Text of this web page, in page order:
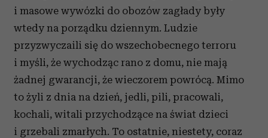
i masowe wywózki do obozów zagłady były
wtedy na porządku dziennym. Ludzie
przyzwyczaili się do wszechobecnego terroru
i myśli, że wychodząc rano z domu, nie mają
żadnej gwarancji, że wieczorem powrócą. Mimo
to żyli z dnia na dzień, jedli, pili, pracowali,
kochali, witali przychodzące na świat dzieci
i grzebali zmarłych. To ostatnie, niestety, coraz